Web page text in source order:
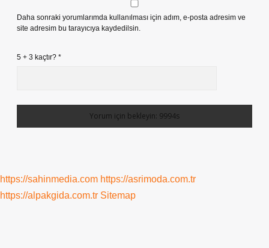
Daha sonraki yorumlarımda kullanılması için adım, e-posta adresim ve
site adresim bu tarayıcıya kaydedilsin.
5 + 3 kaçtır? *
https://sahinmedia.com https://asrimoda.com.tr
https://alpakgida.com.tr Sitemap